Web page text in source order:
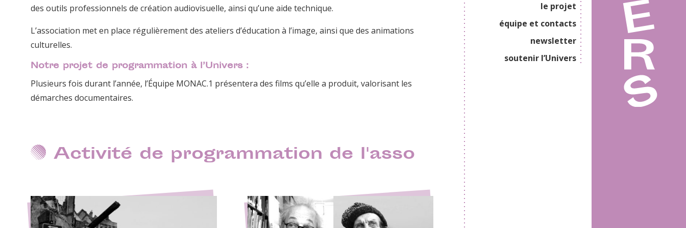
le projet
équipe et contacts
newsletter
soutenir l’Univers
des outils professionnels de création audiovisuelle, ainsi qu’une aide technique.
L’association met en place régulièrement des ateliers d’éducation à l’image, ainsi que des animations
culturelles.
Notre projet de programmation à l’Univers:
Plusieurs fois durant l’année, l’Équipe MONAC.1 présentera des films qu’elle a produit, valorisant les
démarches documentaires.
Activité de programmation de l'asso